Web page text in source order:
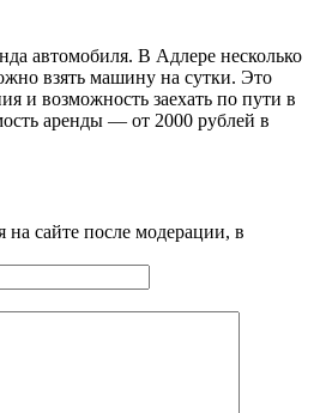
автомобиля. В Адлере несколько
взять машину на сутки. Это
и возможность заехать по пути в
аренды — от 2000 рублей в
сайте после модерации, в